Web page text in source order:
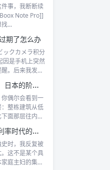
事，我断断续
Note Pro]]
...
期了怎么办
ックカメラ积分
因是手机上突然
。后来我发
退台型マンション：日本的阶梯式露台公寓是什么
偶尔会看到一
整栋建筑从低
面那层往内缩
日本渡边太太：低利率时代的散户传奇
时，我反复被
这不是某个具
庭主妇的集体